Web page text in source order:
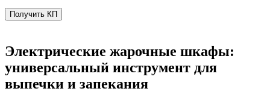
Получить КП
Электрические жарочные шкафы:
универсальный инструмент для
выпечки и запекания